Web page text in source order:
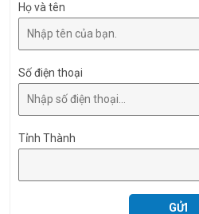
Họ và tên
Số điện thoại
Tỉnh Thành